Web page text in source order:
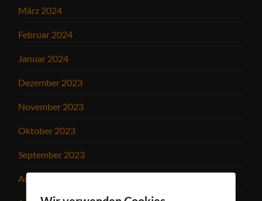
März 2024
Februar 2024
Januar 2024
Dezember 2023
November 2023
Oktober 2023
September 2023
August 2023